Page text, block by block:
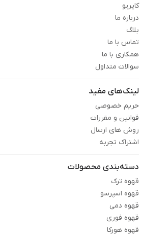
کاپریو
درباره ما
بلاگ
تماس با ما
همکاری با ما
سوالات متداول
لینک‌های مفید
حریم خصوصی
قوانین و مقررات
روش های ارسال
اشتراک تجربه
دسته‌بندی محصولات
قهوه ترک
قهوه اسپرسو
قهوه دمی
قهوه فوری
قهوه هورکا